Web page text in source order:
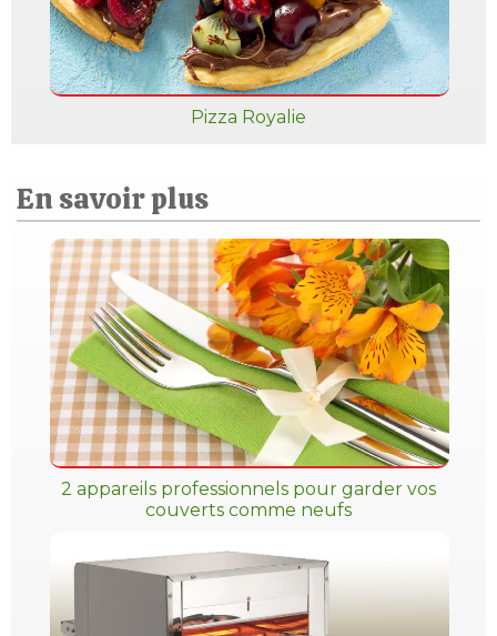
Pizza Royalie
En savoir plus
2 appareils professionnels pour garder vos
couverts comme neufs